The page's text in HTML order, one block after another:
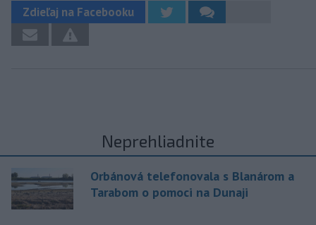
Zdieľaj na Facebooku
Neprehliadnite
Orbánová telefonovala s Blanárom a
Tarabom o pomoci na Dunaji